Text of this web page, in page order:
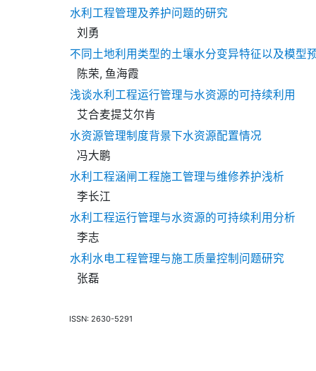
水利工程管理及养护问题的研究
刘勇
不同土地利用类型的土壤水分变异特征以及模型
陈荣, 鱼海霞
浅谈水利工程运行管理与水资源的可持续利用
艾合麦提艾尔肯
水资源管理制度背景下水资源配置情况
冯大鹏
水利工程涵闸工程施工管理与维修养护浅析
李长江
水利工程运行管理与水资源的可持续利用分析
李志
水利水电工程管理与施工质量控制问题研究
张磊
ISSN: 2630-5291